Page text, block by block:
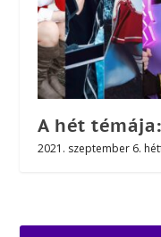
A hét
2021. szeptember 6.